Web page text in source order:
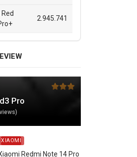
2.945.741
Pro
XIAOMI
Redmi Note 14 Pro